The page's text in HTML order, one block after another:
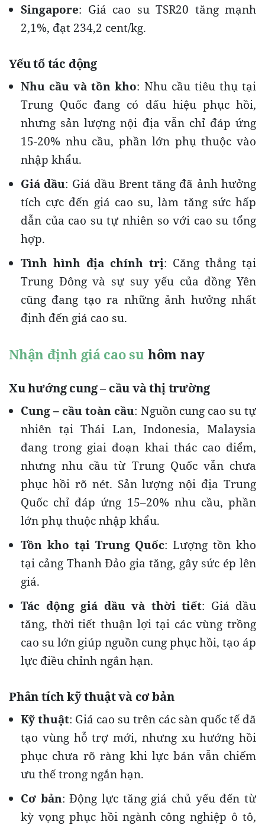
Singapore: Giá cao su TSR20 tăng mạnh
2,1%, đạt 234,2 cent/kg.
Yếu tố tác động
Nhu cầu và tồn kho: Nhu cầu tiêu thụ tại
Trung Quốc đang có dấu hiệu phục hồi,
nhưng sản lượng nội địa vẫn chỉ đáp ứng
15-20% nhu cầu, phần lớn phụ thuộc vào
nhập khẩu.
Giá dầu: Giá dầu Brent tăng đã ảnh hưởng
tích cực đến giá cao su, làm tăng sức hấp
dẫn của cao su tự nhiên so với cao su tổng
hợp.
Tình hình địa chính trị: Căng thẳng tại
Trung Đông và sự suy yếu của đồng Yên
cũng đang tạo ra những ảnh hưởng nhất
định đến giá cao su.
Nhận định giá cao su hôm nay
Xu hướng cung – cầu và thị trường
Cung – cầu toàn cầu: Nguồn cung cao su tự
nhiên tại Thái Lan, Indonesia, Malaysia
đang trong giai đoạn khai thác cao điểm,
nhưng nhu cầu từ Trung Quốc vẫn chưa
phục hồi rõ nét. Sản lượng nội địa Trung
Quốc chỉ đáp ứng 15–20% nhu cầu, phần
lớn phụ thuộc nhập khẩu.
Tồn kho tại Trung Quốc: Lượng tồn kho
tại cảng Thanh Đảo gia tăng, gây sức ép lên
giá.
Tác động giá dầu và thời tiết: Giá dầu
tăng, thời tiết thuận lợi tại các vùng trồng
cao su lớn giúp nguồn cung phục hồi, tạo áp
lực điều chỉnh ngắn hạn.
Phân tích kỹ thuật và cơ bản
Kỹ thuật: Giá cao su trên các sàn quốc tế đã
tạo vùng hỗ trợ mới, nhưng xu hướng hồi
phục chưa rõ ràng khi lực bán vẫn chiếm
ưu thế trong ngắn hạn.
Cơ bản: Động lực tăng giá chủ yếu đến từ
kỳ vọng phục hồi ngành công nghiệp ô tô,